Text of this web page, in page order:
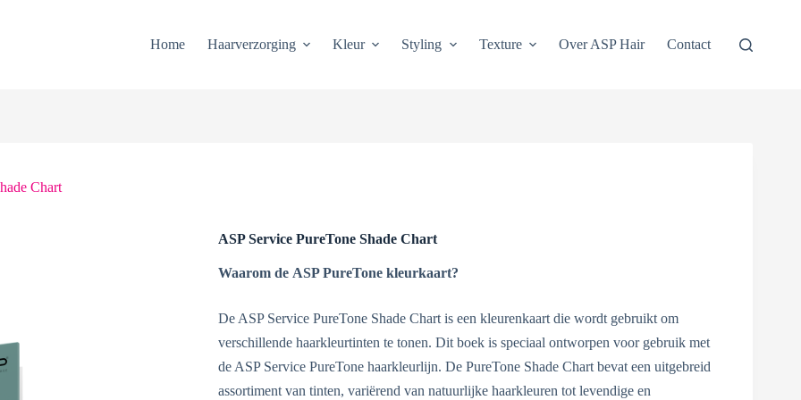
Home Haarverzorging Kleur Styling Texture Over ASP Hair Contact
Chart
ASP Service PureTone Shade Chart
Waarom de ASP PureTone kleurkaart?
De ASP Service PureTone Shade Chart is een kleurenkaart die wordt gebruikt om
verschillende haarkleurtinten te tonen. Dit boek is speciaal ontworpen voor gebruik met
de ASP Service PureTone haarkleurlijn. De PureTone Shade Chart bevat een uitgebreid
assortiment van tinten, variërend van natuurlijke haarkleuren tot levendige en